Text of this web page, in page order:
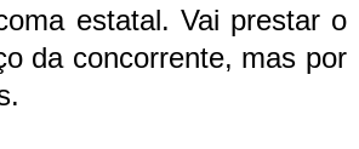
estatal. Vai prestar o
da concorrente, mas por